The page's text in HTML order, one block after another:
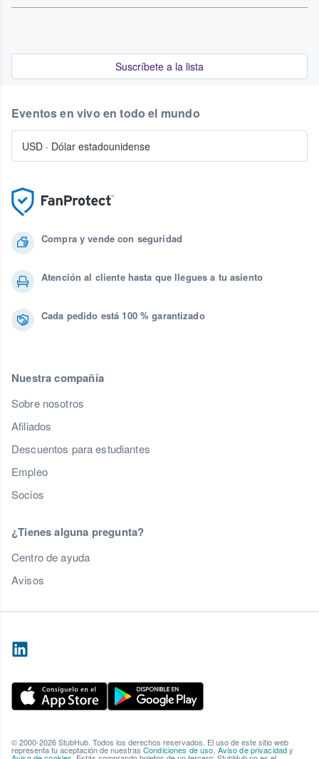
Suscríbete a la lista
Compra y vende con seguridad
Atención al cliente hasta que llegues a tu asiento
Cada pedido está 100 % garantizado
Nuestra compañía
Sobre nosotros
Afiliados
Descuentos para estudiantes
Empleo
Socios
¿Tienes alguna pregunta?
Centro de ayuda
Avisos
Eventos en vivo en todo el mundo
USD · Dólar estadounidense
© 2000-2026 StubHub. Todos los derechos reservados. El uso de este sitio web
representa tu aceptación de nuestras Condiciones de uso, Aviso de privacidady